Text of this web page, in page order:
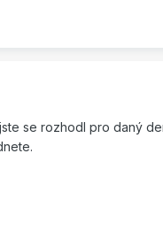
se rozhodl pro daný